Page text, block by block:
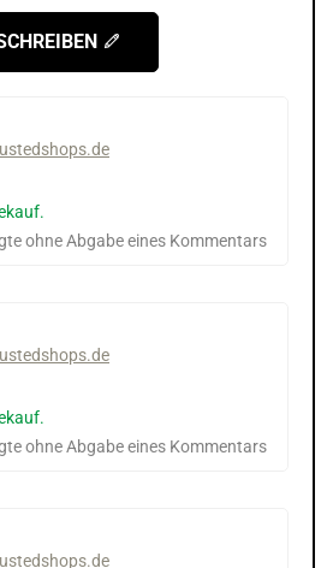
ohne Abgabe eines Kommentars
ohne Abgabe eines Kommentars